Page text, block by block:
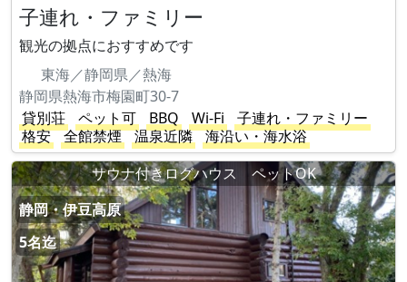
子連れ・ファミリー
観光の拠点におすすめです
東海／静岡県／熱海
静岡県熱海市梅園町30-7
貸別荘
ペット可 BBQ Wi-Fi
子連れ・ファミリー
格安
全館禁煙 温泉近隣
海沿い・海水浴
サウナ付きログハウス ペットOK
静岡・伊豆高原
5名迄